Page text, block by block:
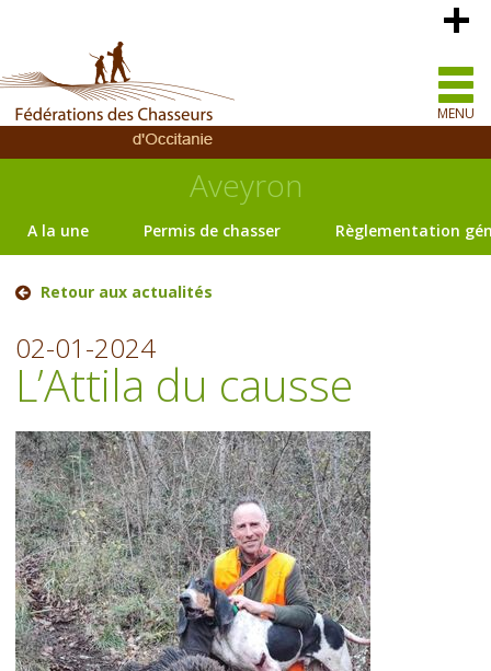
MENU
Aveyron
A la une Permis de chasser Règlementation
Retour aux actualités
02-01-2024
L’Attila du causse